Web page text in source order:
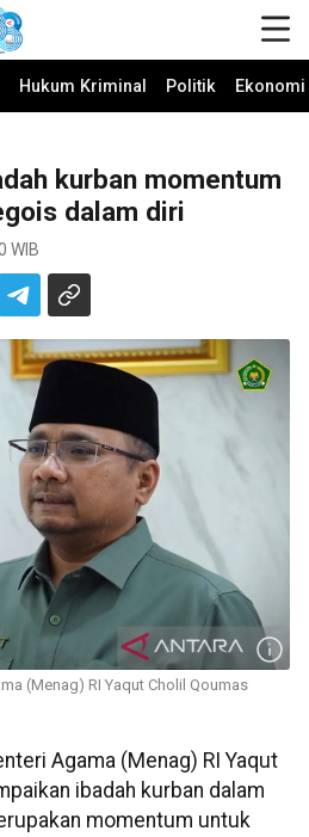
Hukum Kriminal Politik
kurban momentum
dalam diri
WIB
(Menag) RI Yaqut Cholil Qoumas
Agama (Menag) RI Yaqut
ibadah kurban dalam
momentum untuk